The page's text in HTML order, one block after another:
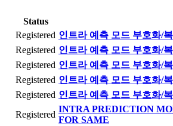
Status
Registered 인트라 예측 모드 부호화/
Registered 인트라 예측 모드 부호화/
Registered 인트라 예측 모드 부호화/
Registered 인트라 예측 모드 부호화/
Registered 인트라 예측 모드 부호화/
Registered
INTRA PREDICTION
FOR SAME